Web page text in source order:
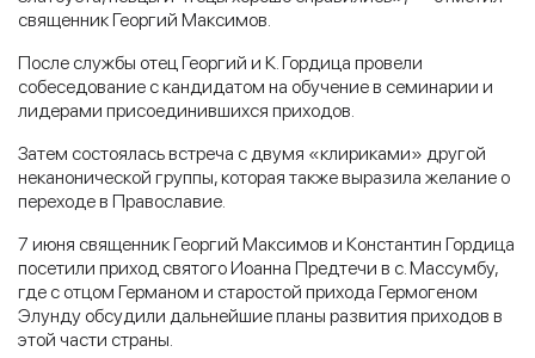
священник Георгий Максимов.
После службы отец Георгий и К. Гордица провели
собеседование с кандидатом на обучение в семинарии и
лидерами присоединившихся приходов.
Затем состоялась встреча с двумя «клириками» другой
неканонической группы, которая также выразила желание о
переходе в Православие.
7 июня священник Георгий Максимов и Константин Гордица
посетили приход святого Иоанна Предтечи в с. Массумбу,
где с отцом Германом и старостой прихода Гермогеном
Элунду обсудили дальнейшие планы развития приходов в
этой части страны.